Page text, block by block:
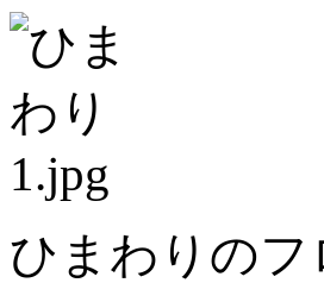
ひまわりのフ